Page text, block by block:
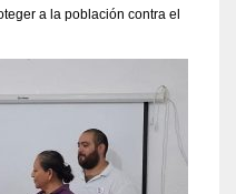
a la población contra el